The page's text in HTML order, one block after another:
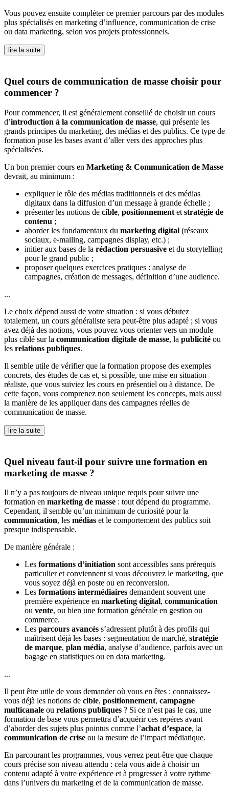
Vous pouvez ensuite compléter ce premier parcours par des modules
plus spécialisés en marketing d’influence, communication de crise
ou data marketing, selon vos projets professionnels.
lire la suite
Quel cours de communication de masse choisir pour
commencer ?
Pour commencer, il est généralement conseillé de choisir un cours
d’introduction à la communication de masse, qui présente les
grands principes du marketing, des médias et des publics. Ce type de
formation pose les bases avant d’aller vers des approches plus
spécialisées.
Un bon premier cours en Marketing & Communication de Masse
devrait, au minimum :
expliquer le rôle des médias traditionnels et des médias
digitaux dans la diffusion d’un message à grande échelle ;
présenter les notions de cible, positionnement et stratégie de
contenu ;
aborder les fondamentaux du marketing digital (réseaux
sociaux, e-mailing, campagnes display, etc.) ;
initier aux bases de la rédaction persuasive et du storytelling
pour le grand public ;
proposer quelques exercices pratiques : analyse de
campagnes, création de messages, définition d’une audience.
...
Le choix dépend aussi de votre situation : si vous débutez
totalement, un cours généraliste sera peut-être plus adapté ; si vous
avez déjà des notions, vous pouvez vous orienter vers un module
plus ciblé sur la communication digitale de masse, la publicité ou
les relations publiques.
Il semble utile de vérifier que la formation propose des exemples
concrets, des études de cas et, si possible, une mise en situation
réaliste, que vous suiviez les cours en présentiel ou à distance. De
cette façon, vous comprenez non seulement les concepts, mais aussi
la manière de les appliquer dans des campagnes réelles de
communication de masse.
lire la suite
Quel niveau faut-il pour suivre une formation en
marketing de masse ?
Il n’y a pas toujours de niveau unique requis pour suivre une
formation en marketing de masse : tout dépend du programme.
Cependant, il semble qu’un minimum de curiosité pour la
communication, les médias et le comportement des publics soit
presque indispensable.
De manière générale :
Les formations d’initiation sont accessibles sans prérequis
particulier et conviennent si vous découvrez le marketing, que
vous soyez déjà en poste ou en reconversion.
Les formations intermédiaires demandent souvent une
première expérience en marketing digital, communication
ou vente, ou bien une formation générale en gestion ou
commerce.
Les parcours avancés s’adressent plutôt à des profils qui
maîtrisent déjà les bases : segmentation de marché, stratégie
de marque, plan média, analyse d’audience, parfois avec un
bagage en statistiques ou en data marketing.
...
Il peut être utile de vous demander où vous en êtes : connaissez-
vous déjà les notions de cible, positionnement, campagne
multicanale ou relations publiques ? Si ce n’est pas le cas, une
formation de base vous permettra d’acquérir ces repères avant
d’aborder des sujets plus pointus comme l’achat d’espace, la
communication de crise ou la mesure de l’impact médiatique.
En parcourant les programmes, vous verrez peut-être que chaque
cours précise son niveau attendu : cela vous aide à choisir un
contenu adapté à votre expérience et à progresser à votre rythme
dans l’univers du marketing et de la communication de masse.